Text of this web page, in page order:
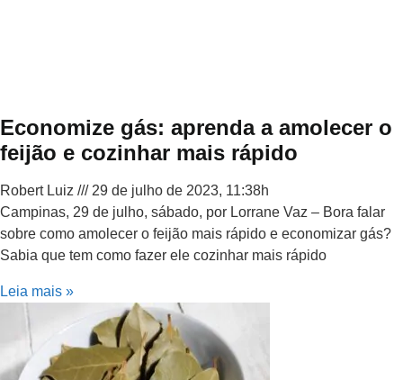
Economize gás: aprenda a amolecer o
feijão e cozinhar mais rápido
Robert Luiz
29 de julho de 2023, 11:38h
Campinas, 29 de julho, sábado, por Lorrane Vaz – Bora falar
sobre como amolecer o feijão mais rápido e economizar gás?
Sabia que tem como fazer ele cozinhar mais rápido
Leia mais »